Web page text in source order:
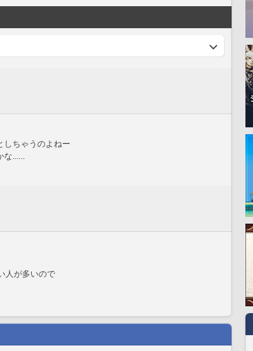
しちゃうのよねー
な......
人が多いので